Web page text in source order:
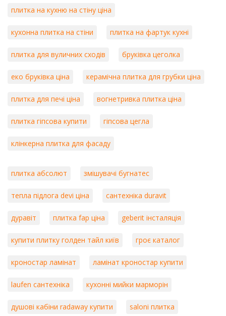
плитка на кухню на стіну ціна
кухонна плитка на стіни плитка на фартук кухні
плитка для вуличних сходів бруківка цеголка
еко бруківка ціна керамічна плитка для грубки ціна
плитка для печі ціна вогнетривка плитка ціна
плитка гіпсова купити гіпсова цегла
клінкерна плитка для фасаду
плитка абсолют змішувачі бугнатес
тепла підлога devi ціна сантехніка duravit
дуравіт плитка fap ціна geberit інсталяція
купити плитку голден тайл київ гроє каталог
кроностар ламінат ламінат кроностар купити
laufen сантехніка кухонні мийки марморін
душові кабіни radaway купити saloni плитка